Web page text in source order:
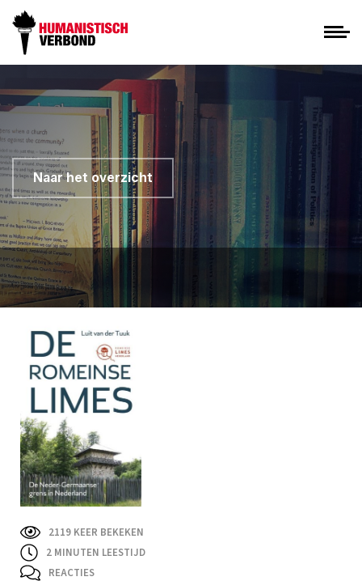
Naar het overzicht
2119 KEER BEKEKEN
2 MINUTEN LEESTIJD
REACTIES